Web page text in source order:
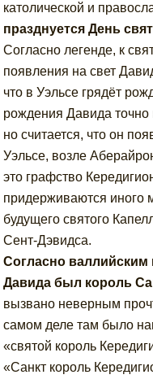
католической и
празднуется День
Согласно легенде, к
появления на свет
что в Уэльсе грядёт
рождения Давида точно
но считается, что он
Уэльсе, возле
это графство
придерживаются иного
будущего святого
Сент-Дэвидса.
Согласно валлийским
Давида был король
вызвано неверным
самом деле там было
«святой король
«Санкт король